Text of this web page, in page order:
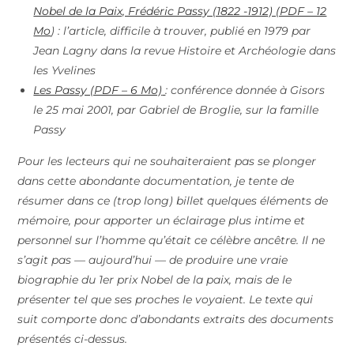
Nobel de la Paix, Frédéric Passy (1822 -1912) (PDF – 12
Mo) : l’article, difficile à trouver, publié en 1979 par
Jean Lagny dans la revue Histoire et Archéologie dans
les Yvelines
Les Passy (PDF – 6 Mo) : conférence donnée à Gisors
le 25 mai 2001, par Gabriel de Broglie, sur la famille
Passy
Pour les lecteurs qui ne souhaiteraient pas se plonger
dans cette abondante documentation, je tente de
résumer dans ce (trop long) billet quelques éléments de
mémoire, pour apporter un éclairage plus intime et
personnel sur l’homme qu’était ce célèbre ancêtre. Il ne
s’agit pas — aujourd’hui — de produire une vraie
biographie du 1er prix Nobel de la paix, mais de le
présenter tel que ses proches le voyaient. Le texte qui
suit comporte donc d’abondants extraits des documents
présentés ci-dessus.